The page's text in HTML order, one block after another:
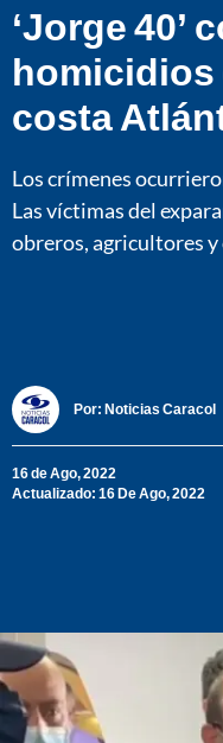
‘Jorge 40’
homicidios
costa
Los crímenes
Las víctimas del
obreros, agricultores y
Por: Noticias Caracol
16 de Ago, 2022
Actualizado: 16 De Ago, 2022